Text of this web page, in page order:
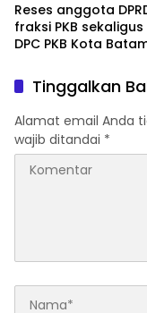
Reses anggota
fraksi PKB
DPC PKB Kota
usulan Warga
Indah Minta Jalan,
Ambulans, dan
Olahraga
Tinggalkan
Alamat email Anda
wajib ditandai *